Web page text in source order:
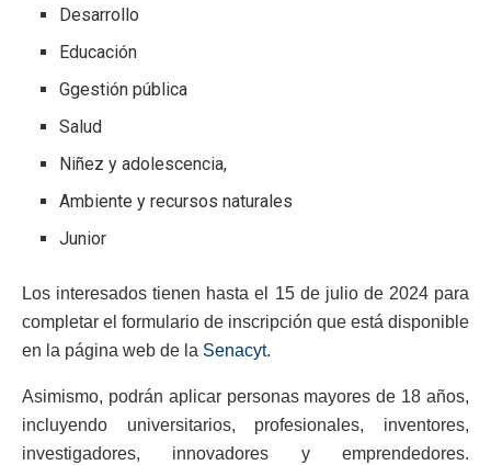
Desarrollo
Educación
Ggestión pública
Salud
Niñez y adolescencia,
Ambiente y recursos naturales
Junior
Los interesados tienen hasta el 15 de julio de 2024 para
completar el formulario de inscripción que está disponible
en la página web de la Senacyt.
Asimismo, podrán aplicar personas mayores de 18 años,
incluyendo universitarios, profesionales, inventores,
investigadores, innovadores y emprendedores.